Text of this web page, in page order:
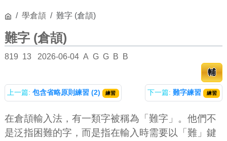
學倉頡 難字 (倉頡)
難字 (倉頡)
819 13 2026-06-04 A G G B
B
輔
上一篇: 包含省略原則練習 (2) 練習 下一篇: 難字練習 練習
在倉頡輸入法，有一類字被稱為「難字」。他們不
是泛指困難的字，而是指在輸入時需要以「難」鍵